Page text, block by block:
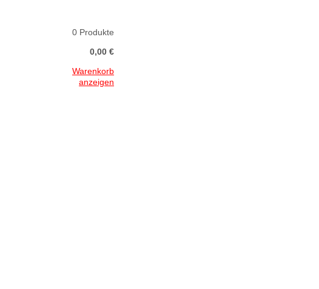
0 Produkte
0,00 €
Warenkorb
anzeigen